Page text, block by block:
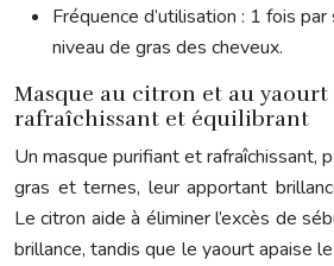
Fréquence d’utilisation : 1 fois
niveau de gras des cheveux.
Masque au citron et au
rafraîchissant et équilibrant
Un masque purifiant et rafraîchissant,
gras et ternes, leur apportant
Le citron aide à éliminer l’excès de
brillance, tandis que le yaourt apaise